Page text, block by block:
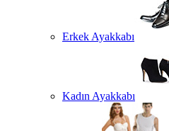
Erkek Ayakkabı
Kadın Ayakkabı